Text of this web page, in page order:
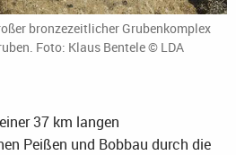
bronzezeitlicher Grubenkomplex
Foto: Klaus Bentele © LDA
37 km langen
Peißen und Bobbau durch die